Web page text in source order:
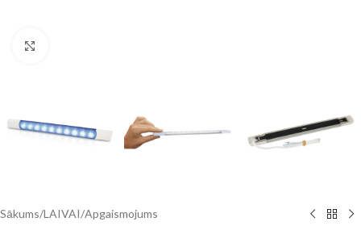
Sākums/LAIVAI/Apgaismojums